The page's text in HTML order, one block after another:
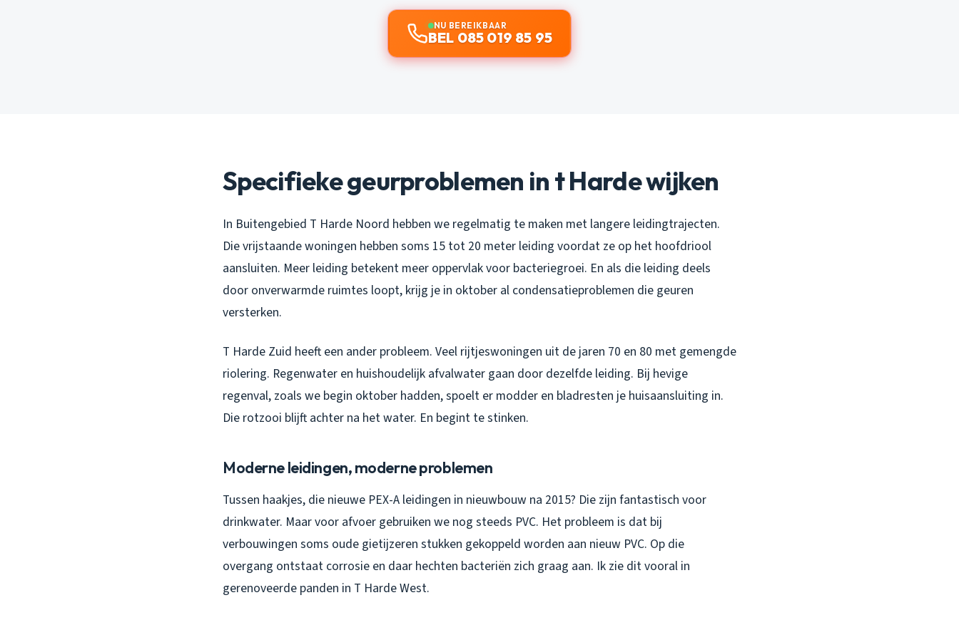
NU BEREIKBAAR
BEL 085 019 85 95
Specifieke geurproblemen in t Harde wijken
In Buitengebied T Harde Noord hebben we regelmatig te maken met langere leidingtrajecten.
Die vrijstaande woningen hebben soms 15 tot 20 meter leiding voordat ze op het hoofdriool
aansluiten. Meer leiding betekent meer oppervlak voor bacteriegroei. En als die leiding deels
door onverwarmde ruimtes loopt, krijg je in oktober al condensatieproblemen die geuren
versterken.
T Harde Zuid heeft een ander probleem. Veel rijtjeswoningen uit de jaren 70 en 80 met gemengde
riolering. Regenwater en huishoudelijk afvalwater gaan door dezelfde leiding. Bij hevige
regenval, zoals we begin oktober hadden, spoelt er modder en bladresten je huisaansluiting in.
Die rotzooi blijft achter na het water. En begint te stinken.
Moderne leidingen, moderne problemen
Tussen haakjes, die nieuwe PEX-A leidingen in nieuwbouw na 2015? Die zijn fantastisch voor
drinkwater. Maar voor afvoer gebruiken we nog steeds PVC. Het probleem is dat bij
verbouwingen soms oude gietijzeren stukken gekoppeld worden aan nieuw PVC. Op die
overgang ontstaat corrosie en daar hechten bacteriën zich graag aan. Ik zie dit vooral in
gerenoveerde panden in T Harde West.